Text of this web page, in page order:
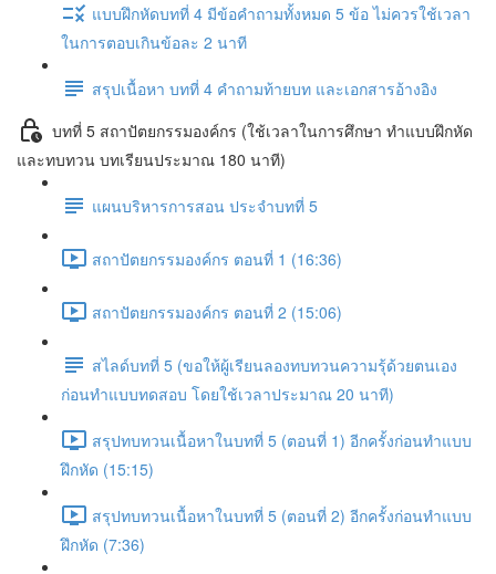
แบบฝึกหัดบทที่ 4 มีข้อคำถามทั้งหมด 5 ข้อ ไม่ควรใช้เวลา
ในการตอบเกินข้อละ 2 นาที
สรุปเนื้อหา บทที่ 4 คำถามท้ายบท และเอกสารอ้างอิง
บทที่ 5 สถาปัตยกรรมองค์กร (ใช้เวลาในการศึกษา ทำแบบฝึกหัด
และทบทวน บทเรียนประมาณ 180 นาที)
แผนบริหารการสอน ประจำบทที่ 5
สถาปัตยกรรมองค์กร ตอนที่ 1 (16:36)
สถาปัตยกรรมองค์กร ตอนที่ 2 (15:06)
สไลด์บทที่ 5 (ขอให้ผู้เรียนลองทบทวนความรุ้ด้วยตนเอง
ก่อนทำแบบทดสอบ โดยใช้เวลาประมาณ 20 นาที)
สรุปทบทวนเนื้อหาในบทที่ 5 (ตอนที่ 1) อีกครั้งก่อนทำแบบ
ฝึกหัด (15:15)
สรุปทบทวนเนื้อหาในบทที่ 5 (ตอนที่ 2) อีกครั้งก่อนทำแบบ
ฝึกหัด (7:36)